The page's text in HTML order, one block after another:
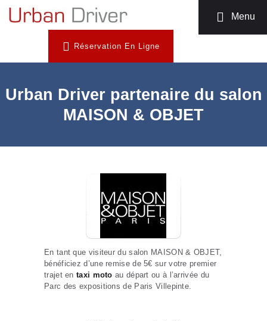
Menu
Réservation En Ligne
Urban Driver partenaire du salon
MAISON & OBJET
MOTO TAXI
TÉLÉCHARGEZ
L’APP
CHAUFFEUR
NOUS
En tant que visiteur du salon MAISON & OBJET,
bénéficiez d’une remise de 5€ sur votre premier
trajet en taxi moto au départ ou à l’arrivée du
Parc des expositions de Paris Villepinte.